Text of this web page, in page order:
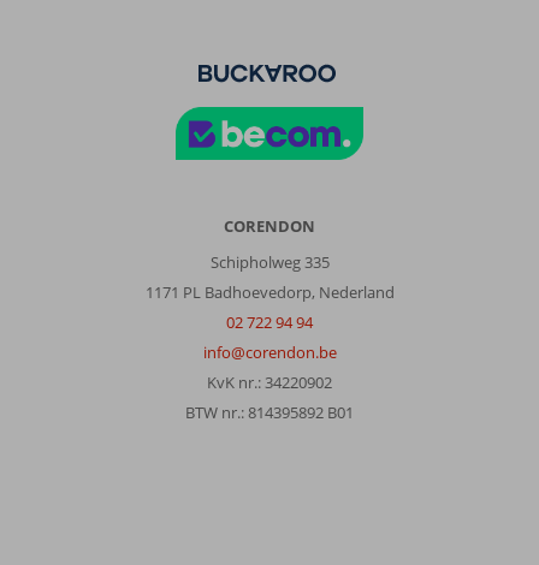
CORENDON
Schipholweg 335
1171 PL Badhoevedorp, Nederland
02 722 94 94
info@corendon.be
KvK nr.: 34220902
BTW nr.: 814395892 B01